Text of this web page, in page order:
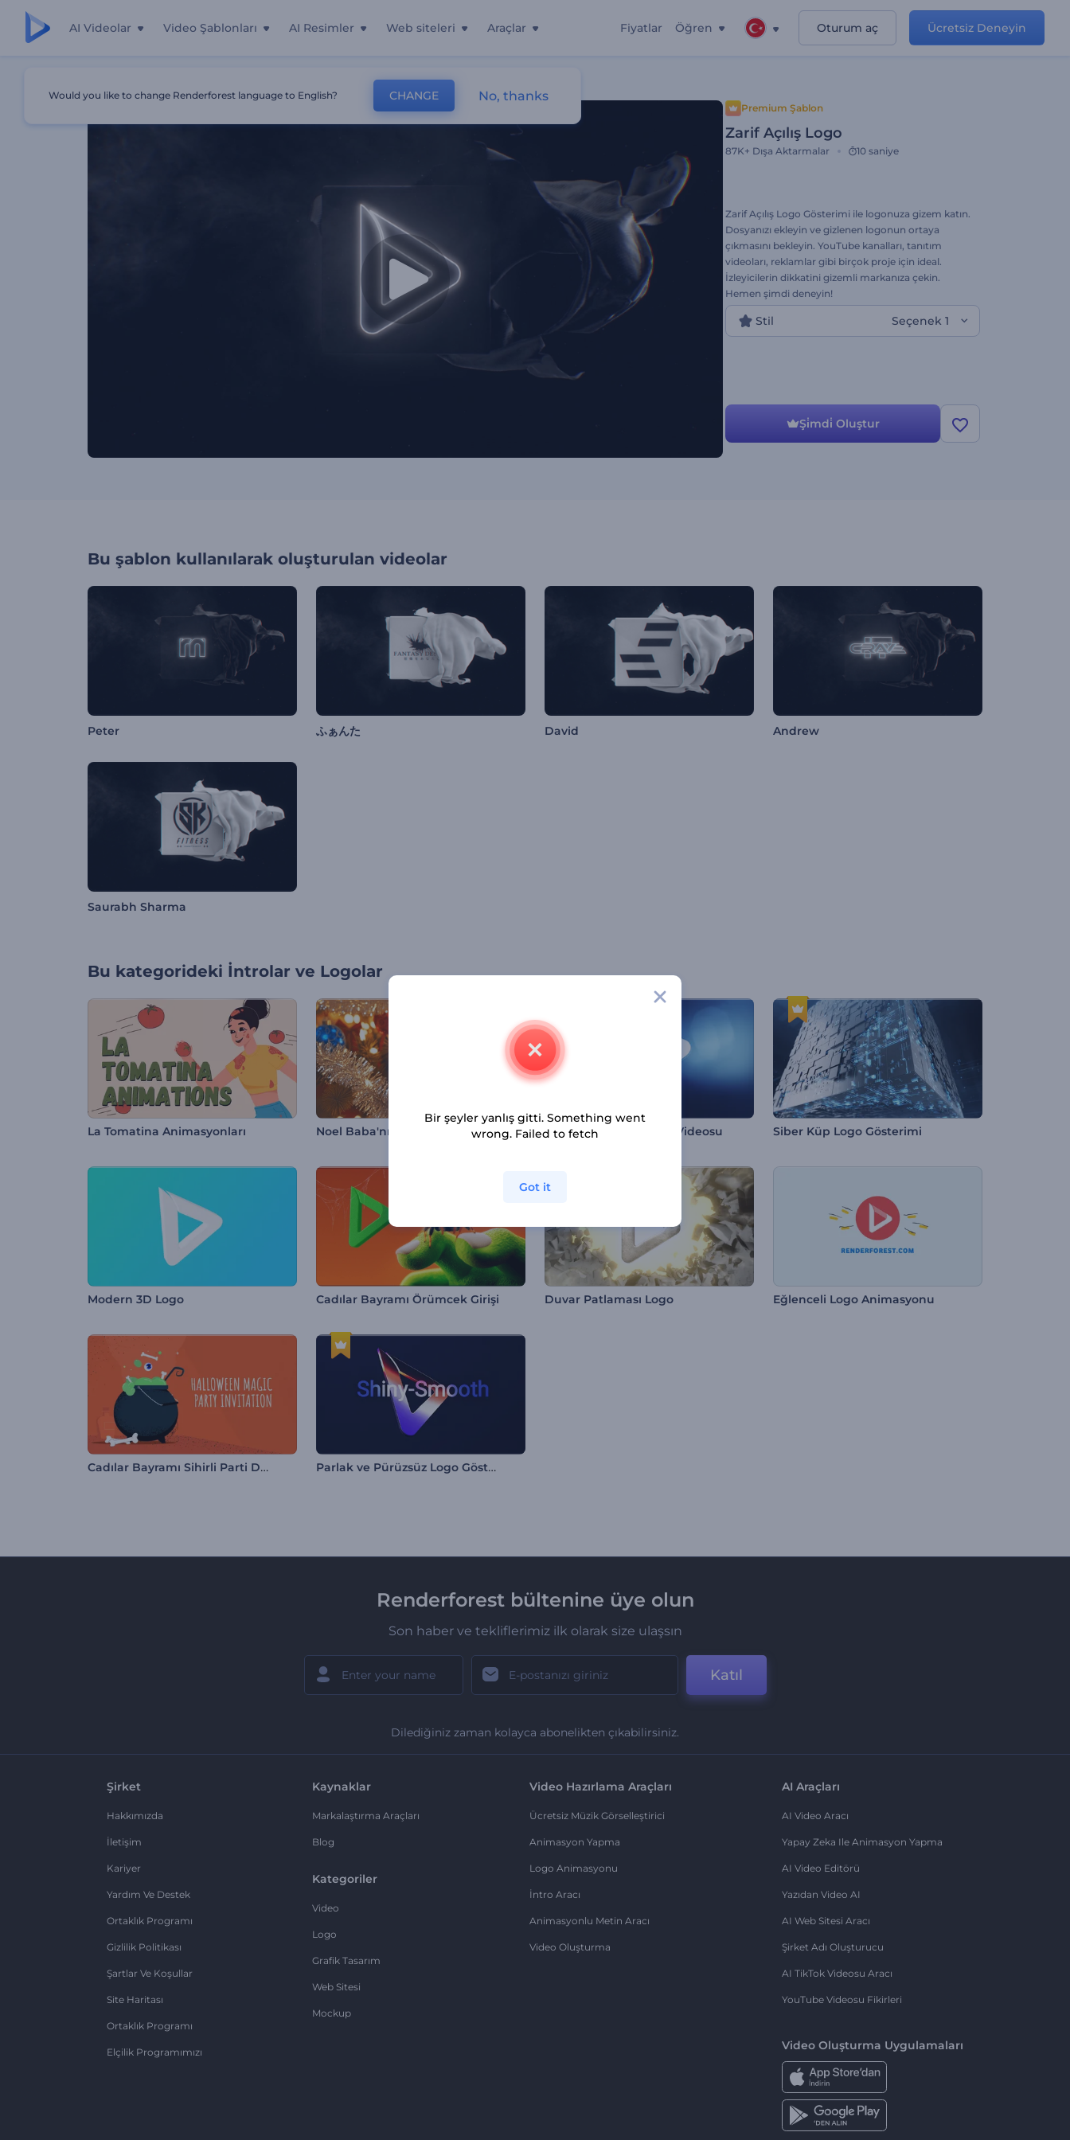
AI Videolar Video Şablonları AI Resimler Web siteleri Araçlar Fiyatlar Öğren Oturum aç Ücretsiz Deneyin
Premium Şablon
Zarif Açılış Logo
87K+ Dışa Aktarmalar 10 saniye
Zarif Açılış Logo Gösterimi ile logonuza gizem katın.
Dosyanızı ekleyin ve gizlenen logonun ortaya
çıkmasını bekleyin. YouTube kanalları, tanıtım
videoları, reklamlar gibi birçok proje için ideal.
İzleyicilerin dikkatini gizemli markanıza çekin.
Hemen şimdi deneyin!
Stil Seçenek 1
Şi̇mdi̇ Oluştur
Bu şablon kullanılarak oluşturulan videolar
Peter ふぁんた David Andrew
Saurabh Sharma
Bu kategorideki İntrolar ve Logolar
La Tomatina Animasyonları Noel Baba'nın Sihirli Logo Tanıtımı Minimal Gölgeler Giriş Videosu Siber Küp Logo Gösterimi
Modern 3D Logo Cadılar Bayramı Örümcek Girişi Duvar Patlaması Logo Eğlenceli Logo Animasyonu
Cadılar Bayramı Sihirli Parti Davetiyesi Parlak ve Pürüzsüz Logo Gösterimi
Renderforest bültenine üye olun
Son haber ve tekliflerimiz ilk olarak size ulaşsın
Katıl
Dilediğiniz zaman kolayca abonelikten çıkabilirsiniz.
Şirket
Hakkımızda
İletişim
Kariyer
Yardım Ve Destek
Ortaklık Programı
Gizlilik Politikası
Şartlar Ve Koşullar
Site Haritası
Ortaklık Programı
Elçilik Programımızı
Kaynaklar
Markalaştırma Araçları
Blog
Kategoriler
Video
Logo
Grafik Tasarım
Web Sitesi
Mockup
Video Hazırlama Araçları
Ücretsiz Müzik Görselleştirici
Animasyon Yapma
Logo Animasyonu
İntro Aracı
Animasyonlu Metin Aracı
Video Oluşturma
AI Araçları
AI Video Aracı
Yapay Zeka Ile Animasyon Yapma
AI Video Editörü
Yazıdan Video AI
AI Web Sitesi Aracı
Şirket Adı Oluşturucu
AI TikTok Videosu Aracı
YouTube Videosu Fikirleri
Video Oluşturma Uygulamaları
Would you like to change Renderforest language to English? CHANGE No, thanks
Bir şeyler yanlış gitti. Something went
wrong. Failed to fetch
Got it